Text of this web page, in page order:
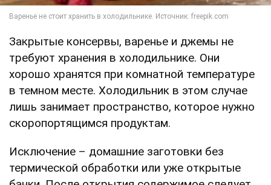
Закрытые консервы, варенье и джемы не
требуют хранения в холодильнике. Они
хорошо хранятся при комнатной температуре
в темном месте. Холодильник в этом случае
лишь занимает пространство, которое нужно
скоропортящимся продуктам.
Исключение – домашние заготовки без
термической обработки или уже открытые